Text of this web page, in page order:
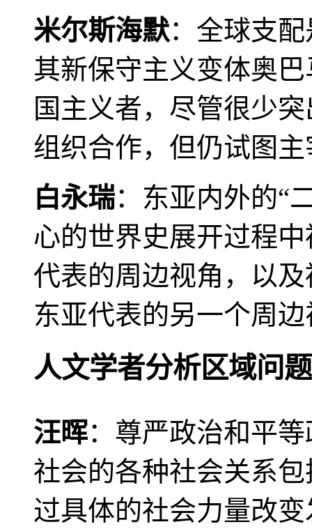
米尔斯海默：全球支
其新保守主义变体奥
国主义者，尽管很少
组织合作，但仍试图
白永瑞：东亚内外的“
心的世界史展开过程
代表的周边视角，以
东亚代表的另一个周
人文学者分析区域问题
汪晖：尊严政治和平
社会的各种社会关系
过具体的社会力量改